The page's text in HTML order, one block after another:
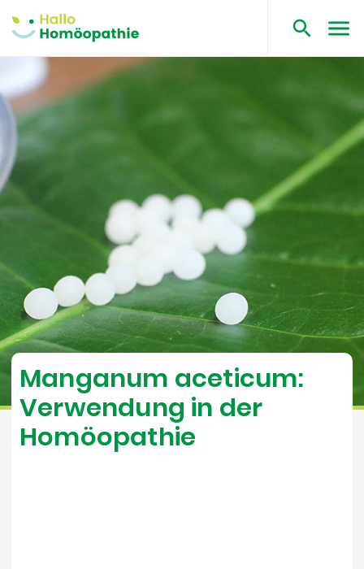
Manganum aceticum:
Verwendung in der
Homöopathie